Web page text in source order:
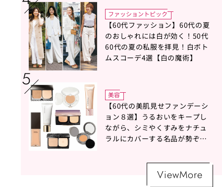
ファッショントピック
【60代ファッション】60代の夏
のおしゃれには白が効く！50代
60代の夏の私服を拝見！白ボト
ムスコーデ4選【白の魔術】
美容
【60代の美肌見せファンデーシ
ョン８選】うるおいをキープし
ながら、シミやくすみをナチュ
ラルにカバーする名品が勢ぞろ
ViewMore